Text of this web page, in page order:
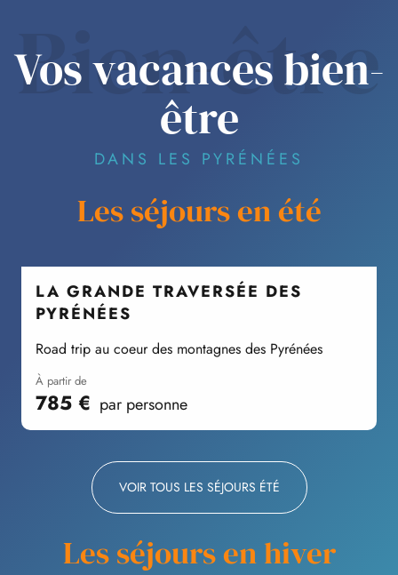
Bien-être
Vos vacances bien-
être
DANS LES PYRÉNÉES
Les séjours en été
LA GRANDE TRAVERSÉE DES
PYRÉNÉES
Road trip au coeur des montagnes des Pyrénées
à partir de
785 € par personne
VOIR TOUS LES SÉJOURS ÉTÉ
Les séjours en hiver